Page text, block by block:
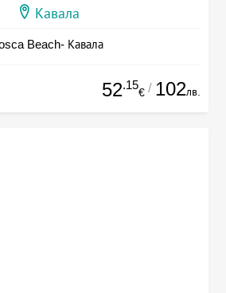
Кавала
Beach- Кавала
52.15
€ / 102лв.